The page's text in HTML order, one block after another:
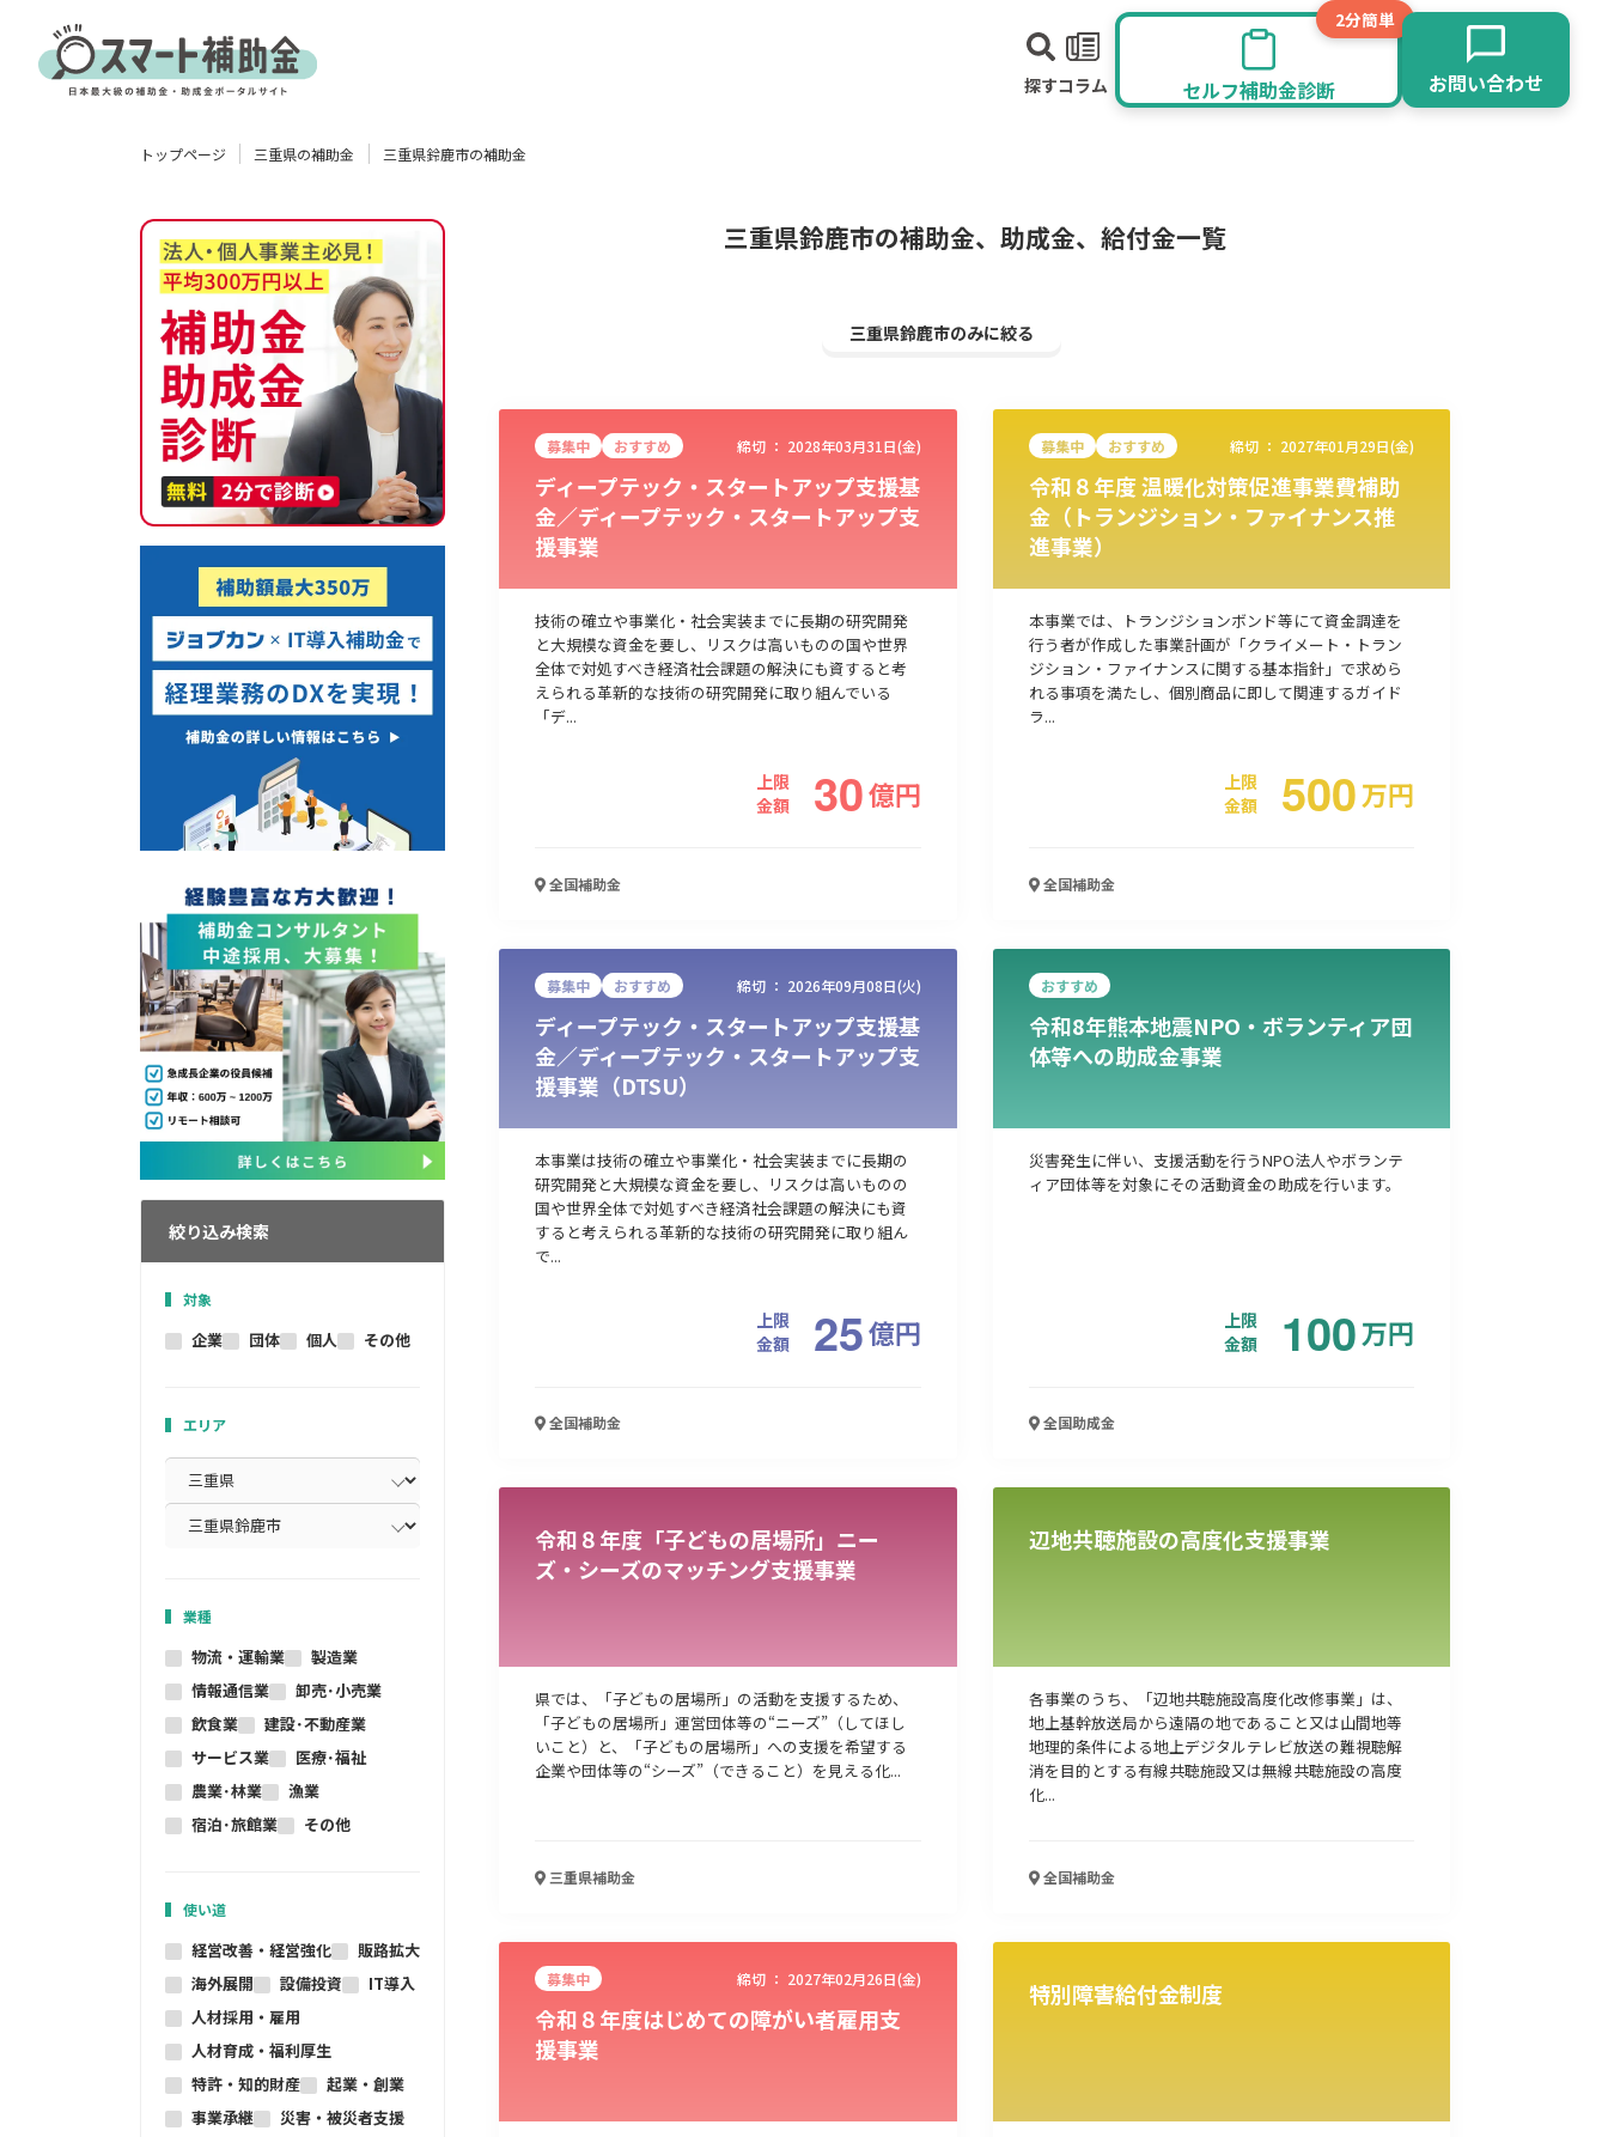
探すコラム
2分簡単
セルフ補助金診断 お問い合わせ
製造業 情報通信業 卸売･小売業 建設･不動産業 サービス業 医療･福祉 農業･林業 宿泊･旅館業 その他
販路拡大 海外展開
トップページ 三重県の補助金 三重県鈴鹿市の補助金
絞り込み検索
対象
企業 団体 個人 その他
エリア
業種
物流・運輸業
製造業
情報通信業
卸売･小売業
飲食業
建設･不動産業
サービス業
医療･福祉
農業･林業
漁業
宿泊･旅館業
その他
使い道
経営改善・経営強化
販路拡大
海外展開
設備投資
IT導入
人材採用・雇用
人材育成・福利厚生
特許・知的財産
起業・創業
事業承継
災害・被災者支援
三重県鈴鹿市の補助金、助成金、給付金一覧
三重県鈴鹿市のみに絞る
募集中 おすすめ 締切 ： 2028年03月31日(金)
ディープテック・スタートアップ支援基
金／ディープテック・スタートアップ支
援事業
技術の確立や事業化・社会実装までに長期の研究開発
と大規模な資金を要し、リスクは高いものの国や世界
全体で対処すべき経済社会課題の解決にも資すると考
えられる革新的な技術の研究開発に取り組んでいる
「デ...
上限
金額
30億円
全国補助金
募集中 おすすめ 締切 ： 2027年01月29日(金)
令和８年度 温暖化対策促進事業費補助
金（トランジション・ファイナンス推
進事業）
本事業では、トランジションボンド等にて資金調達を
行う者が作成した事業計画が「クライメート・トラン
ジション・ファイナンスに関する基本指針」で求めら
れる事項を満たし、個別商品に即して関連するガイド
ラ...
上限
金額
500万円
全国補助金
募集中 おすすめ 締切 ： 2026年09月08日(火)
ディープテック・スタートアップ支援基
金／ディープテック・スタートアップ支
援事業（DTSU）
本事業は技術の確立や事業化・社会実装までに長期の
研究開発と大規模な資金を要し、リスクは高いものの
国や世界全体で対処すべき経済社会課題の解決にも資
すると考えられる革新的な技術の研究開発に取り組ん
で...
上限
金額
25億円
全国補助金
おすすめ
令和8年熊本地震NPO・ボランティア団
体等への助成金事業
災害発生に伴い、支援活動を行うNPO法人やボランテ
ィア団体等を対象にその活動資金の助成を行います。
上限
金額
100万円
全国助成金
令和８年度「子どもの居場所」ニー
ズ・シーズのマッチング支援事業
県では、「子どもの居場所」の活動を支援するため、
「子どもの居場所」運営団体等の“ニーズ”（してほし
いこと）と、「子どもの居場所」への支援を希望する
企業や団体等の“シーズ”（できること）を見える化...
三重県補助金
辺地共聴施設の高度化支援事業
各事業のうち、「辺地共聴施設高度化改修事業」は、
地上基幹放送局から遠隔の地であること又は山間地等
地理的条件による地上デジタルテレビ放送の難視聴解
消を目的とする有線共聴施設又は無線共聴施設の高度
化...
全国補助金
募集中 締切 ： 2027年02月26日(金)
令和８年度はじめての障がい者雇用支
援事業
特別障害給付金制度